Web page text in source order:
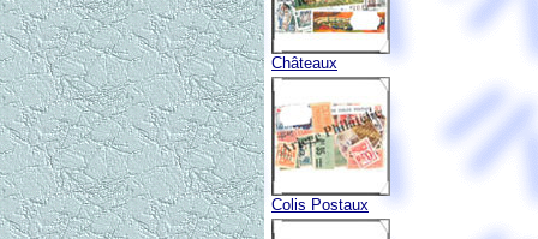
Châteaux
Colis Postaux